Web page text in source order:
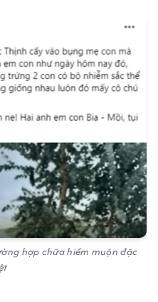
hợp chữa hiếm muộn đặc